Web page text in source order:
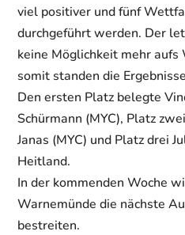
viel positiver und fünf
durchgeführt werden. Der
keine Möglichkeit mehr aufs
somit standen die
Den ersten Platz belegte
Schürmann (MYC), Platz
Janas (MYC) und Platz drei
Heitland.
In der kommenden Woche
Warnemünde die nächste
bestreiten.